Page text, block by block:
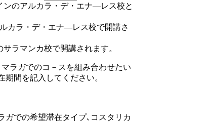
ンのアルカラ ・ デ・ エナ―レス校と
カラ ・ デ・ エナ―レス校で開講さ
サラマンカ校で開講されます。
ラガでのコ－スを組み合わせたい
期間を記入してください。
ガでの希望滞在タイプ､コスタリカ